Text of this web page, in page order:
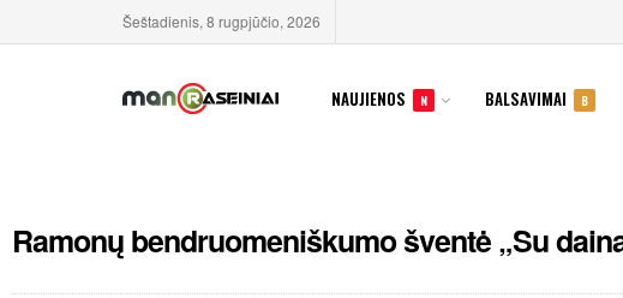
Šeštadienis, 8 rugpjūčio, 2026
NAUJIENOS N BALSAVIMAI B
Ramonų bendruomeniškumo šventė „Su